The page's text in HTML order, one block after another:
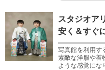
スタジオア
安く＆すぐ
写真館を利用す
素敵な洋服や着
ような感覚にな